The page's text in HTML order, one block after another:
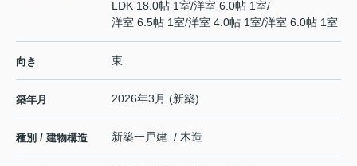
LDK 18.0帖 1室/洋室 6.0帖 1室/
洋室 6.5帖 1室/洋室 4.0帖 1室/洋室 6.0帖 1室
向き 東
築年月 2026年3月 (新築)
種別 / 建物構造 新築一戸建 / 木造